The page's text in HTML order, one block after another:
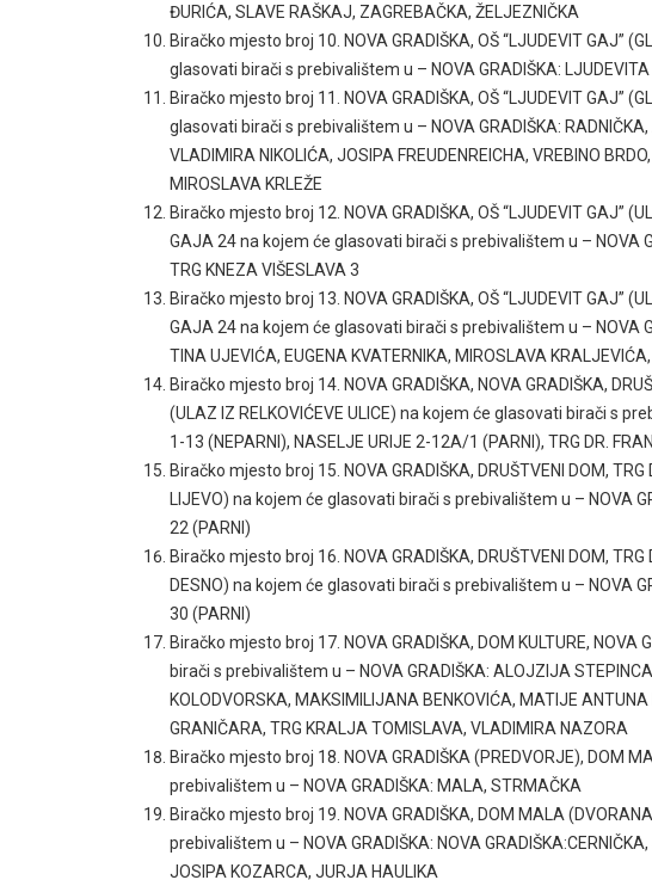
ĐURIĆA, SLAVE RAŠKAJ, ZAGREBAČKA, ŽELJEZNIČKA
Biračko mjesto broj 10. NOVA GRADIŠKA, OŠ “LJUDEVIT GAJ”
glasovati birači s prebivalištem u – NOVA GRADIŠKA:
Biračko mjesto broj 11. NOVA GRADIŠKA, OŠ “LJUDEVIT GAJ”
glasovati birači s prebivalištem u – NOVA GRADIŠKA: RADNIČKA,
VLADIMIRA NIKOLIĆA, JOSIPA FREUDENREICHA, VREBINO
MIROSLAVA KRLEŽE
Biračko mjesto broj 12. NOVA GRADIŠKA, OŠ “LJUDEVIT GAJ”
GAJA 24 na kojem će glasovati birači s prebivalištem u – NOVA
TRG KNEZA VIŠESLAVA 3
Biračko mjesto broj 13. NOVA GRADIŠKA, OŠ “LJUDEVIT GAJ”
GAJA 24 na kojem će glasovati birači s prebivalištem u – NOVA
TINA UJEVIĆA, EUGENA KVATERNIKA, MIROSLAVA
Biračko mjesto broj 14. NOVA GRADIŠKA, NOVA GRADIŠKA,
(ULAZ IZ RELKOVIĆEVE ULICE) na kojem će glasovati birači s
1-13 (NEPARNI), NASELJE URIJE 2-12A/1 (PARNI), TRG DR.
Biračko mjesto broj 15. NOVA GRADIŠKA, DRUŠTVENI DOM,
LIJEVO) na kojem će glasovati birači s prebivalištem u – NOVA
22 (PARNI)
Biračko mjesto broj 16. NOVA GRADIŠKA, DRUŠTVENI DOM,
DESNO) na kojem će glasovati birači s prebivalištem u – NOVA
30 (PARNI)
Biračko mjesto broj 17. NOVA GRADIŠKA, DOM KULTURE, NOVA
birači s prebivalištem u – NOVA GRADIŠKA: ALOJZIJA
KOLODVORSKA, MAKSIMILIJANA BENKOVIĆA, MATIJE ANTUNA
GRANIČARA, TRG KRALJA TOMISLAVA, VLADIMIRA NAZORA
Biračko mjesto broj 18. NOVA GRADIŠKA (PREDVORJE), DOM
prebivalištem u – NOVA GRADIŠKA: MALA, STRMAČKA
Biračko mjesto broj 19. NOVA GRADIŠKA, DOM MALA
prebivalištem u – NOVA GRADIŠKA: NOVA
JOSIPA KOZARCA, JURJA HAULIKA